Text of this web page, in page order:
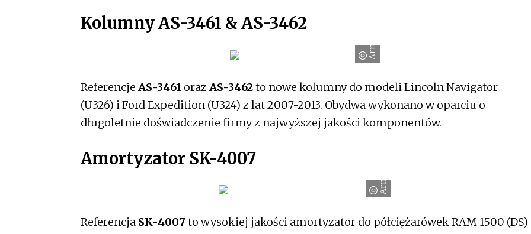
Kolumny AS-3461 & AS-3462
Arnott
Referencje AS-3461 oraz AS-3462to nowe kolumny do modeli Lincoln Navigator
(U326) i Ford Expedition (U324) z lat 2007-2013. Obydwa wykonano w oparciu o
długoletnie doświadczenie firmy z najwyższej jakości komponentów.
Amortyzator SK-4007
Arnott
Referencja SK-4007to wysokiej jakości amortyzator do półciężarówek RAM 1500 (DS)